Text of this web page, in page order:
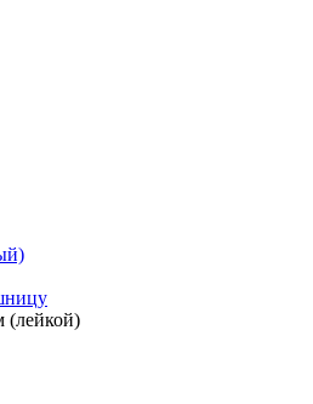
(лейкой)